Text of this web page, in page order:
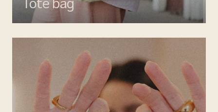
Tote bag
Esalta il tuo look con gli accessori MATA, dettagli di stile per ogni